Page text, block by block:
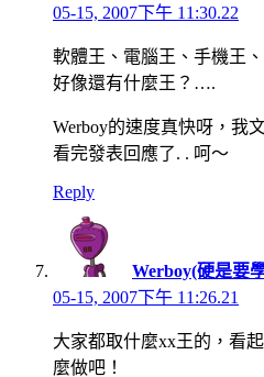
05-15, 2007下午 11:30.22
軟體王、電腦王、手機王
好像還有什麼王？….
Werboy的速度真快呀，我
看完發表回應了. . 呵～
Reply
Werboy(硬是要
05-15, 2007下午 11:26.21
大家都取什麼xx王的，看
麼做吧！